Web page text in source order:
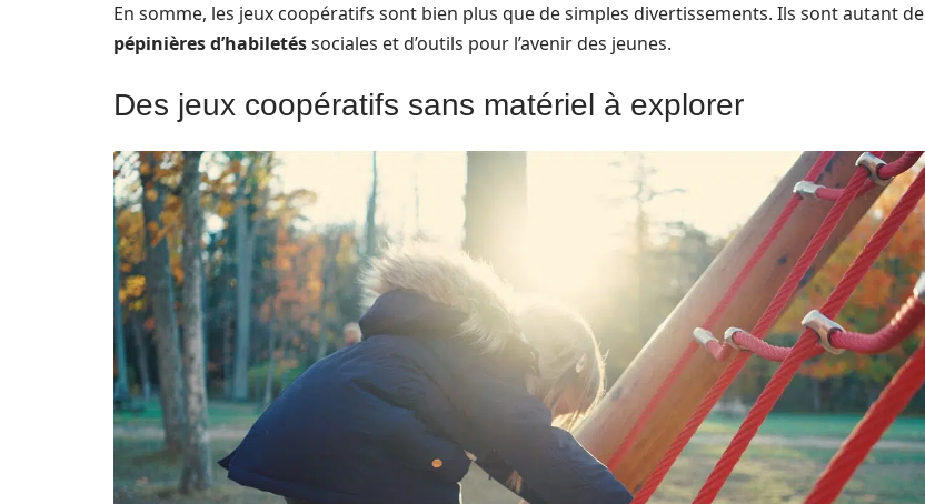
En somme, les jeux coopératifs sont bien plus que de simples divertissements. Ils sont autant de
pépinières d’habiletéssociales et d’outils pour l’avenir des jeunes.
Des jeux coopératifs sans matériel à explorer